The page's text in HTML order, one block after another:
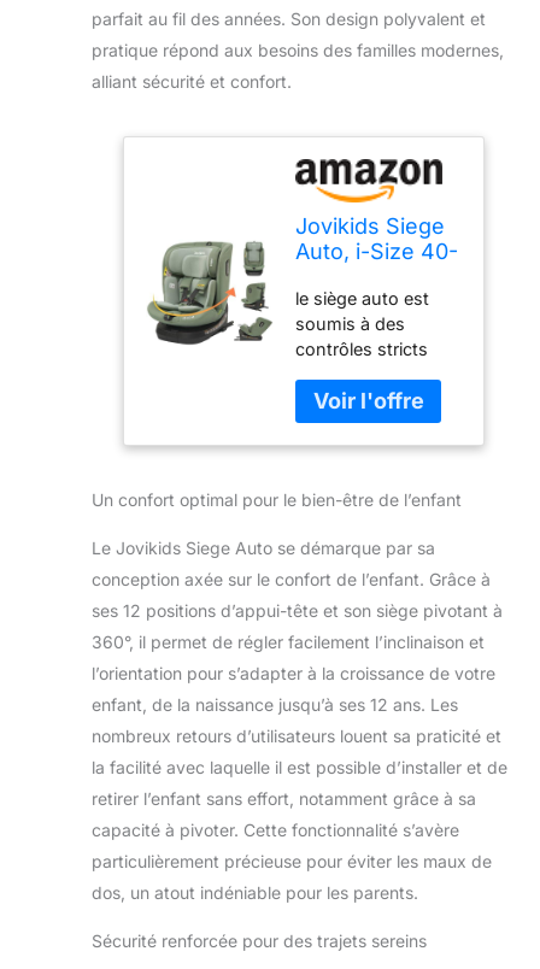
parfait au fil des années. Son design polyvalent et
pratique répond aux besoins des familles modernes,
alliant sécurité et confort.
Jovikids Siege
Auto, i-Size 40-
pour Groupe
0/1/2/3, Bébé
de 0-12 ans, 0 à
36 kg Environ,
ECE R129, 360°
pivotant, 12
Positions
Top Tether,
（Vert）
le siège auto est
soumis à des
contrôles stricts
sécurité des
enfants. Il est
homologué selon la
Conçus pour les
entre 130 et 150 cm
(environ 22 à 36 kg
ou 6 à 12 ans), les
sièges rehausseurs
Jovikids aident les
enfants plus âgés à
voyager en toute
sécurité dans la
R129: Conforme à la
norme de sécurité
européenne ECE
R129, il protège la
des enfants en cas
de choc frontal et
arrière à 50 km/h et
Un confort optimal pour le bien-être de l’enfant
Le Jovikids Siege Auto se démarque par sa
conception axée sur le confort de l’enfant. Grâce à
ses 12 positions d’appui-tête et son siège pivotant à
360°, il permet de régler facilement l’inclinaison et
l’orientation pour s’adapter à la croissance de votre
enfant, de la naissance jusqu’à ses 12 ans. Les
nombreux retours d’utilisateurs louent sa praticité et
la facilité avec laquelle il est possible d’installer et de
retirer l’enfant sans effort, notamment grâce à sa
capacité à pivoter. Cette fonctionnalité s’avère
particulièrement précieuse pour éviter les maux de
dos, un atout indéniable pour les parents.
Sécurité renforcée pour des trajets sereins